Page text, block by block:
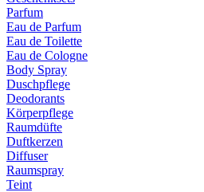
Parfum
Eau de Parfum
Eau de Toilette
Eau de Cologne
Body Spray
Duschpflege
Deodorants
Körperpflege
Raumdüfte
Duftkerzen
Diffuser
Raumspray
Teint